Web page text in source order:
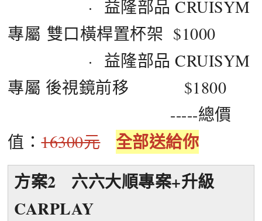
· 益隆部品 CRUISYM
專屬 雙口橫桿置杯架 $1000
· 益隆部品 CRUISYM
專屬 後視鏡前移 $1800
-----總價
值：16300元
全部送給你
方案2 六六大順專案+升級
CARPLAY